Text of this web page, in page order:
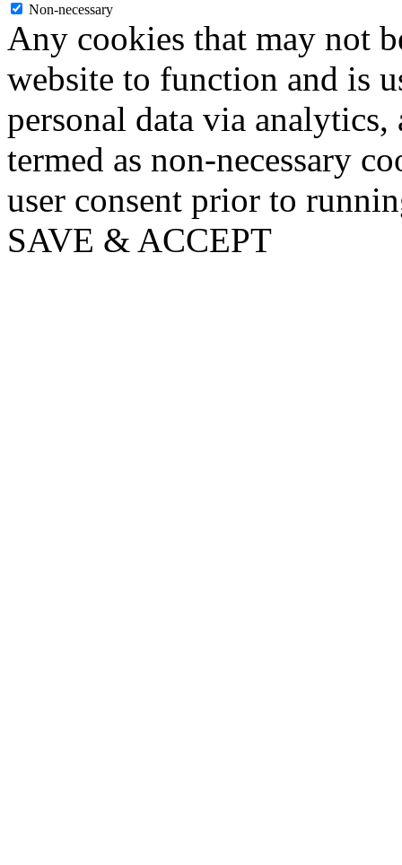
Non-necessary
Any cookies that may not
website to function and is
personal data via analytics,
termed as non-necessary
user consent prior to
SAVE & ACCEPT